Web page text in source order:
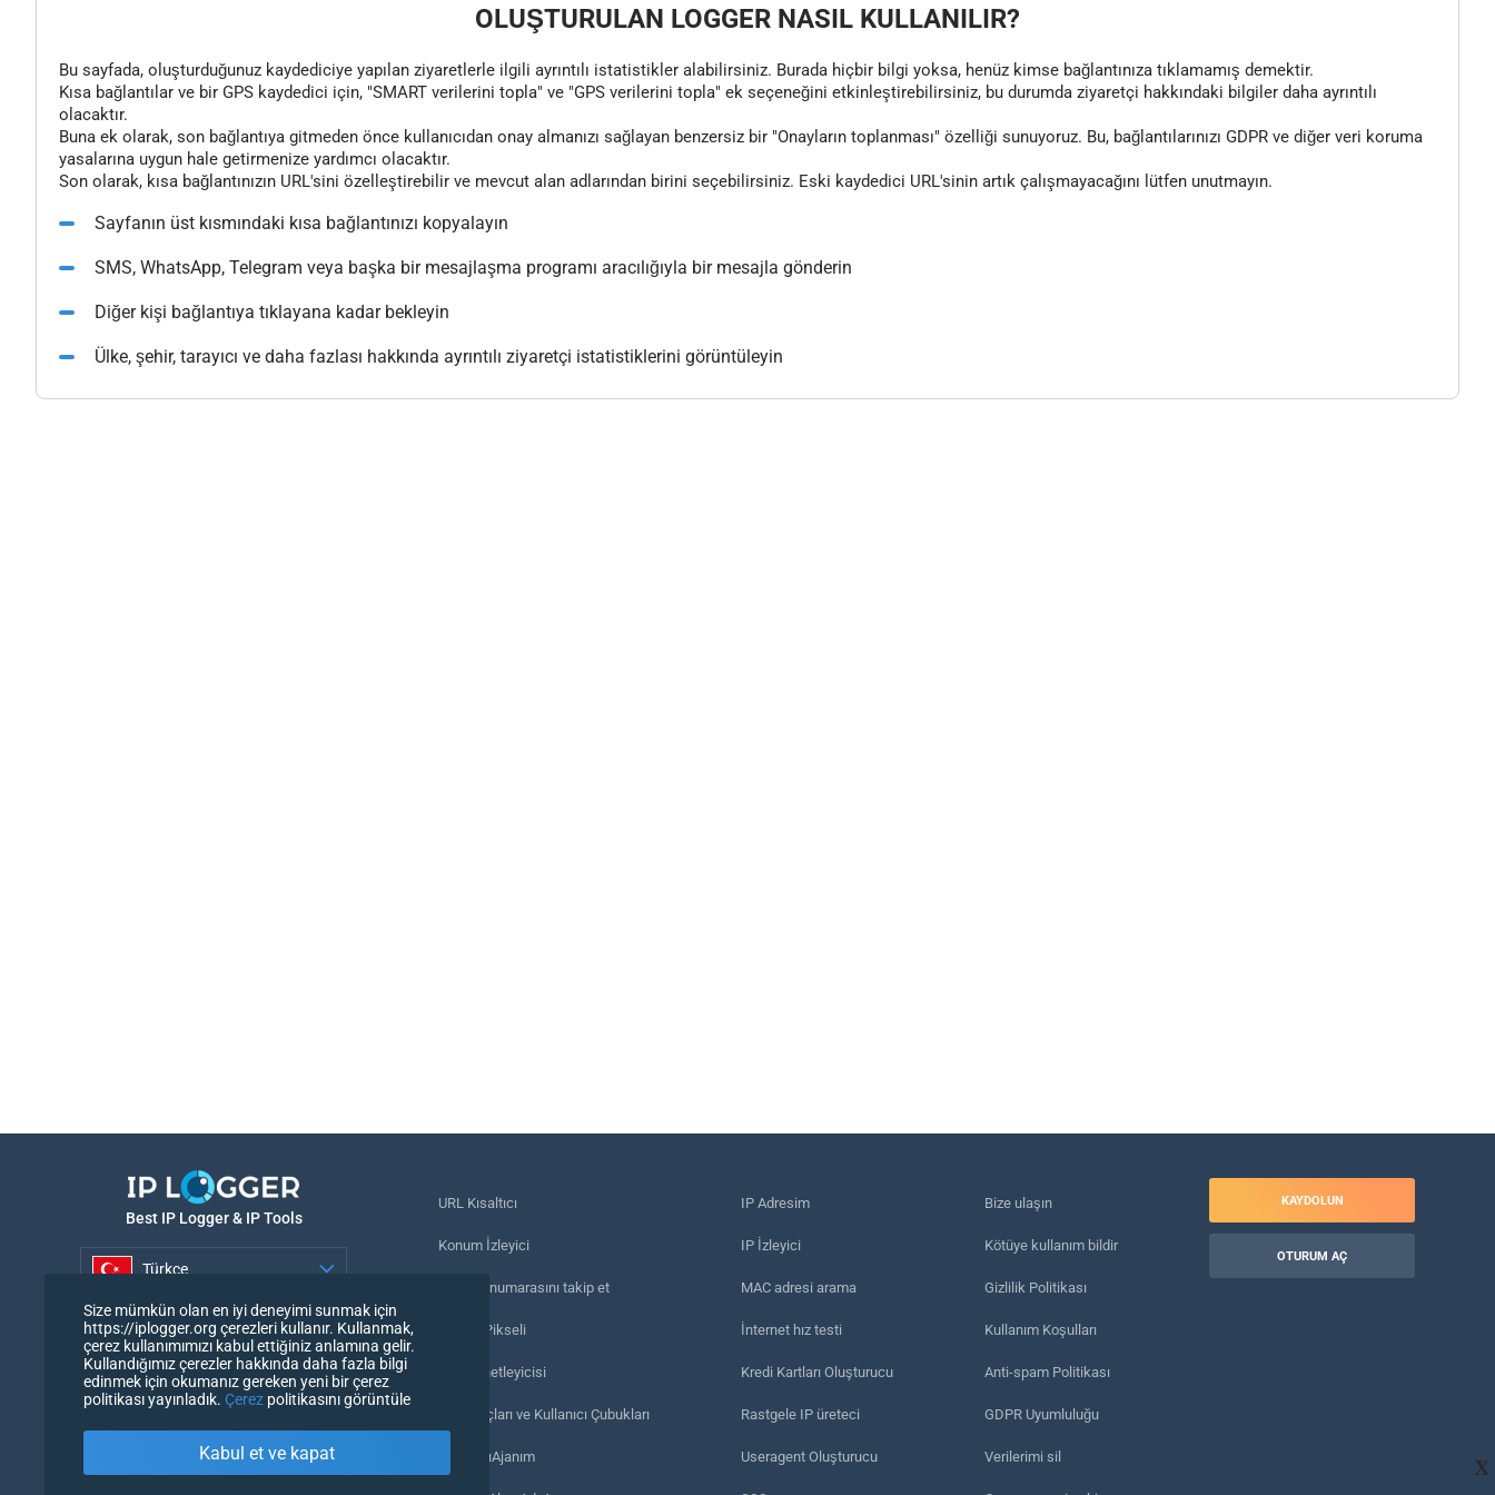
OLUŞTURULAN LOGGER NASIL KULLANILIR?
Bu sayfada, oluşturduğunuz kaydediciye yapılan ziyaretlerle ilgili ayrıntılı istatistikler alabilirsiniz. Burada hiçbir bilgi yoksa, henüz kimse bağlantınıza tıklamamış demektir.
Kısa bağlantılar ve bir GPS kaydedici için, "SMART verilerini topla" ve "GPS verilerini topla" ek seçeneğini etkinleştirebilirsiniz, bu durumda ziyaretçi hakkındaki bilgiler daha ayrıntılı
olacaktır.
Buna ek olarak, son bağlantıya gitmeden önce kullanıcıdan onay almanızı sağlayan benzersiz bir "Onayların toplanması" özelliği sunuyoruz. Bu, bağlantılarınızı GDPR ve diğer veri koruma
yasalarına uygun hale getirmenize yardımcı olacaktır.
Son olarak, kısa bağlantınızın URL'sini özelleştirebilir ve mevcut alan adlarından birini seçebilirsiniz. Eski kaydedici URL'sinin artık çalışmayacağını lütfen unutmayın.
Sayfanın üst kısmındaki kısa bağlantınızı kopyalayın
SMS, WhatsApp, Telegram veya başka bir mesajlaşma programı aracılığıyla bir mesajla gönderin
Diğer kişi bağlantıya tıklayana kadar bekleyin
Ülke, şehir, tarayıcı ve daha fazlası hakkında ayrıntılı ziyaretçi istatistiklerini görüntüleyin
X
Best IP Logger & IP Tools
Türkçe
Türkçe
URL Kısaltıcı
Konum İzleyici
Telefon numarasını takip et
İzleme Pikseli
URL denetleyicisi
IP Sayaçları ve Kullanıcı Çubukları
KullanıcıAjanım
IP Adresim
IP İzleyici
MAC adresi arama
İnternet hız testi
Kredi Kartları Oluşturucu
Rastgele IP üreteci
Useragent Oluşturucu
Bize ulaşın
Kötüye kullanım bildir
Gizlilik Politikası
Kullanım Koşulları
Anti-spam Politikası
GDPR Uyumluluğu
Verilerimi sil
KAYDOLUN
OTURUM AÇ
Size mümkün olan en iyi deneyimi sunmak için
https://iplogger.org çerezleri kullanır. Kullanmak,
çerez kullanımımızı kabul ettiğiniz anlamına gelir.
Kullandığımız çerezler hakkında daha fazla bilgi
edinmek için okumanız gereken yeni bir çerez
politikası yayınladık. Çerez politikasını görüntüle
Kabul et ve kapat